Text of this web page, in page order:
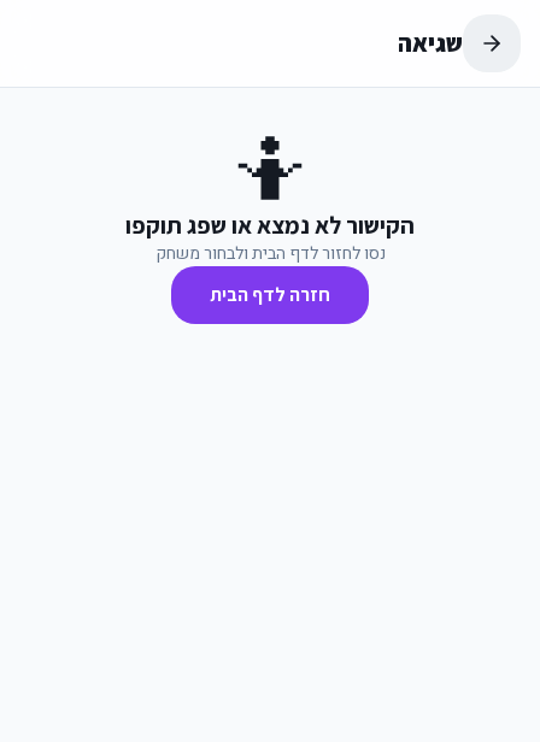
שגיאה
🤷
הקישור לא נמצא או שפג תוקפו
נסו לחזור לדף הבית ולבחור משחק
חזרה לדף הבית